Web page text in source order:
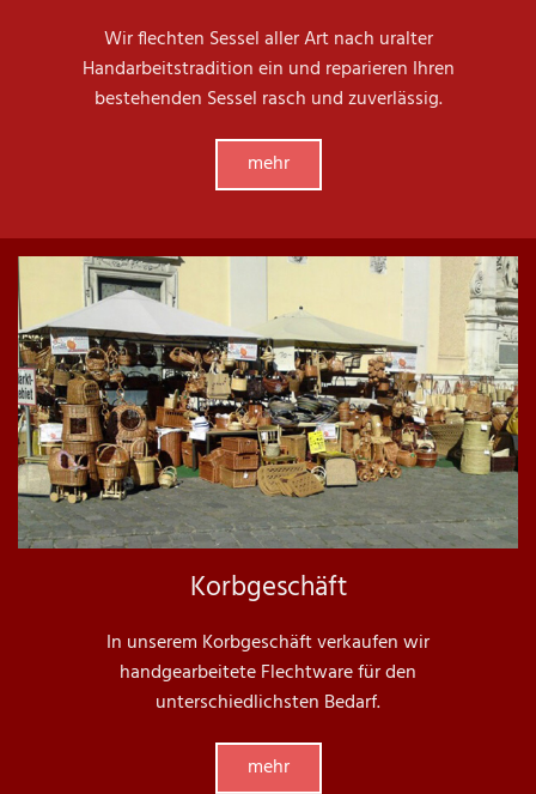
Wir flechten Sessel aller Art nach uralter
Handarbeitstradition ein und reparieren Ihren
bestehenden Sessel rasch und zuverlässig.
mehr
Korbgeschäft
In unserem Korbgeschäft verkaufen wir
handgearbeitete Flechtware für den
unterschiedlichsten Bedarf.
mehr